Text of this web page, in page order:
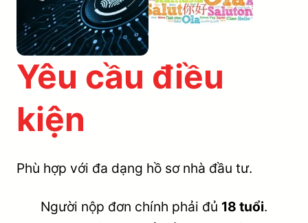
Yêu cầu điều
kiện
Phù hợp với đa dạng hồ sơ nhà đầu tư.
Người nộp đơn chính phải đủ 18 tuổi.